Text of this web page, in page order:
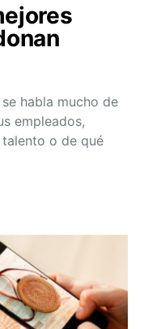
habla mucho de
empleados,
o de qué